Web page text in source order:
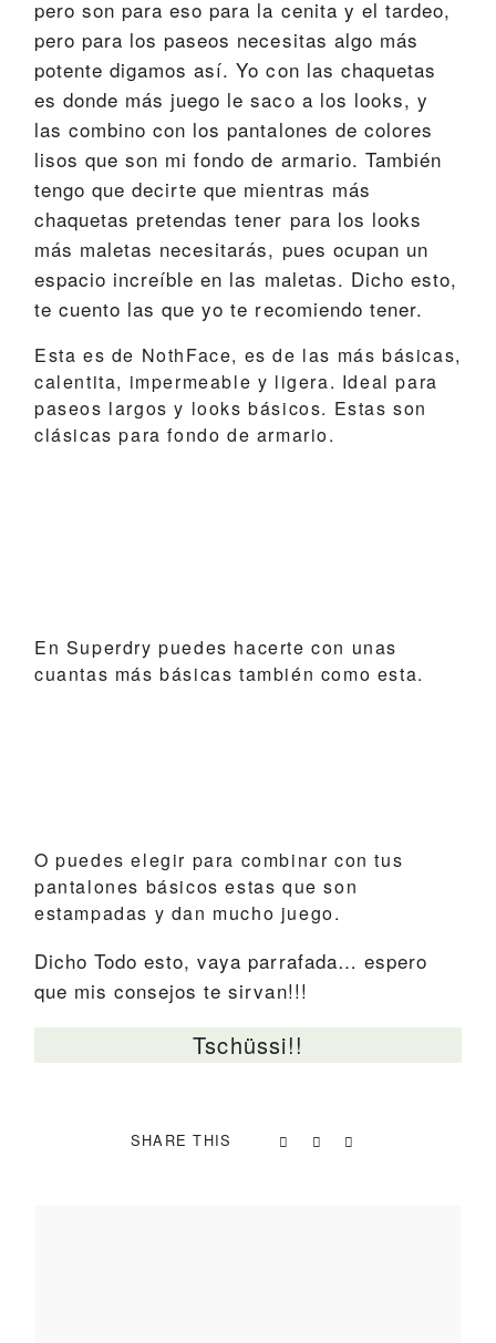
pero son para eso para la cenita y el tardeo,
pero para los paseos necesitas algo más
potente digamos así. Yo con las chaquetas
es donde más juego le saco a los looks, y
las combino con los pantalones de colores
lisos que son mi fondo de armario. También
tengo que decirte que mientras más
chaquetas pretendas tener para los looks
más maletas necesitarás, pues ocupan un
espacio increíble en las maletas. Dicho esto,
te cuento las que yo te recomiendo tener.
Esta es de NothFace, es de las más básicas,
calentita, impermeable y ligera. Ideal para
paseos largos y looks básicos. Estas son
clásicas para fondo de armario.
En Superdry puedes hacerte con unas
cuantas más básicas también como esta.
O puedes elegir para combinar con tus
pantalones básicos estas que son
estampadas y dan mucho juego.
Dicho Todo esto, vaya parrafada… espero
que mis consejos te sirvan!!!
Tschüssi!!
SHARE THIS